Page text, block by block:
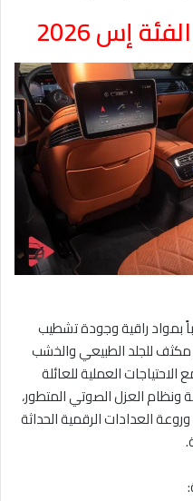
إس 2026
إس 2026 فضاءً رحباً بمواد راقية وجودة تشطيب
للجلد الطبيعي والخشب
الاحتياجات العملية للعائلة
ونظام العزل الصوتي المتطور،
العدادات الرقمية الحداثة